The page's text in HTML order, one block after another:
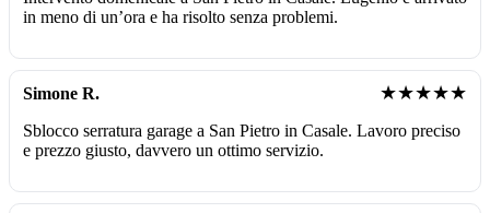
in meno di un’ora e ha risolto senza problemi.
Simone R. ★★★★★
Sblocco serratura garage a San Pietro in Casale. Lavoro preciso
e prezzo giusto, davvero un ottimo servizio.